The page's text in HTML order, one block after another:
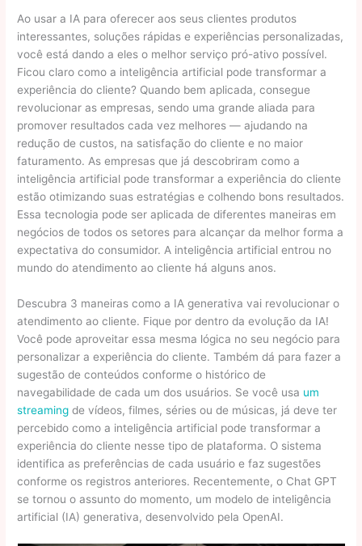
Ao usar a IA para oferecer aos seus clientes produtos
interessantes, soluções rápidas e experiências personalizadas,
você está dando a eles o melhor serviço pró-ativo possível.
Ficou claro como a inteligência artificial pode transformar a
experiência do cliente? Quando bem aplicada, consegue
revolucionar as empresas, sendo uma grande aliada para
promover resultados cada vez melhores — ajudando na
redução de custos, na satisfação do cliente e no maior
faturamento. As empresas que já descobriram como a
inteligência artificial pode transformar a experiência do cliente
estão otimizando suas estratégias e colhendo bons resultados.
Essa tecnologia pode ser aplicada de diferentes maneiras em
negócios de todos os setores para alcançar da melhor forma a
expectativa do consumidor. A inteligência artificial entrou no
mundo do atendimento ao cliente há alguns anos.
Descubra 3 maneiras como a IA generativa vai revolucionar o
atendimento ao cliente. Fique por dentro da evolução da IA!
Você pode aproveitar essa mesma lógica no seu negócio para
personalizar a experiência do cliente. Também dá para fazer a
sugestão de conteúdos conforme o histórico de
navegabilidade de cada um dos usuários. Se você usa um
streaming de vídeos, filmes, séries ou de músicas, já deve ter
percebido como a inteligência artificial pode transformar a
experiência do cliente nesse tipo de plataforma. O sistema
identifica as preferências de cada usuário e faz sugestões
conforme os registros anteriores. Recentemente, o Chat GPT
se tornou o assunto do momento, um modelo de inteligência
artificial (IA) generativa, desenvolvido pela OpenAI.